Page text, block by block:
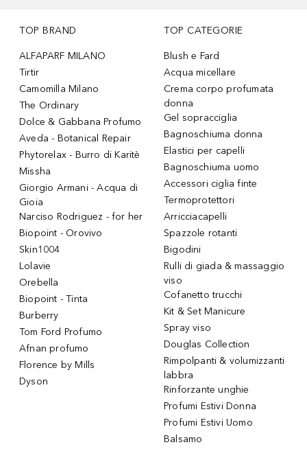
TOP BRAND
ALFAPARF MILANO
Tirtir
Camomilla Milano
The Ordinary
Dolce & Gabbana Profumo
Aveda - Botanical Repair
Phytorelax - Burro di Karitè
Missha
Giorgio Armani - Acqua di
Gioia
Narciso Rodriguez - for her
Biopoint - Orovivo
Skin1004
Lolavie
Orebella
Biopoint - Tinta
Burberry
Tom Ford Profumo
Afnan profumo
Florence by Mills
Dyson
TOP CATEGORIE
Blush e Fard
Acqua micellare
Crema corpo profumata
donna
Gel sopracciglia
Bagnoschiuma donna
Elastici per capelli
Bagnoschiuma uomo
Accessori ciglia finte
Termoprotettori
Arricciacapelli
Spazzole rotanti
Bigodini
Rulli di giada & massaggio
viso
Cofanetto trucchi
Kit & Set Manicure
Spray viso
Douglas Collection
Rimpolpanti & volumizzanti
labbra
Rinforzante unghie
Profumi Estivi Donna
Profumi Estivi Uomo
Balsamo